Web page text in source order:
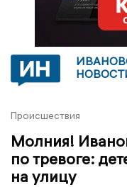
Происшествия
Молния!
по тревоге:
на улицу